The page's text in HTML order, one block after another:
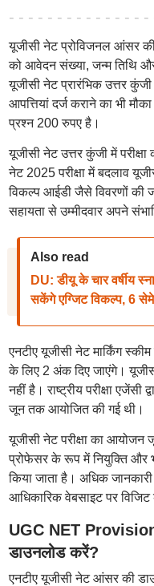
यूजीसी नेट प्रोविजनल आंसर
को आवेदन संख्या, जन्म तिथि
यूजीसी नेट प्रारंभिक उत्तर कुंजी
आपत्तियां दर्ज कराने का भी
प्रश्न 200 रुपए है।
यूजीसी नेट उत्तर कुंजी में
नेट 2025 परीक्षा में बदलाव
विकल्प आईडी जैसे विवरणों
सहायता से उम्मीदवार अपने
Also read
DU: डीयू के चार वर्षीय
सकेंगे एग्जिट विकल्प, 6
एनटीए यूजीसी नेट मार्किंग
के लिए 2 अंक दिए जाएंगे। यूजीसी
नहीं है। राष्ट्रीय परीक्षा एजेंसी
जून तक आयोजित की गई थी।
यूजीसी नेट परीक्षा का
प्रोफेसर के रूप में नियुक्ति और
किया जाता है। अधिक
आधिकारिक वेबसाइट पर
UGC NET
डाउनलोड करें?
एनटीए यूजीसी नेट आंसर की